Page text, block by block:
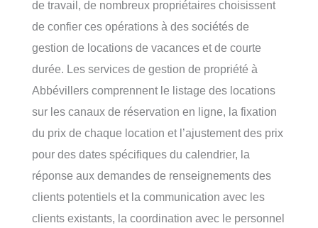
de travail, de nombreux propriétaires choisissent
de confier ces opérations à des sociétés de
gestion de locations de vacances et de courte
durée. Les services de gestion de propriété à
Abbévillers comprennent le listage des locations
sur les canaux de réservation en ligne, la fixation
du prix de chaque location et l’ajustement des prix
pour des dates spécifiques du calendrier, la
réponse aux demandes de renseignements des
clients potentiels et la communication avec les
clients existants, la coordination avec le personnel